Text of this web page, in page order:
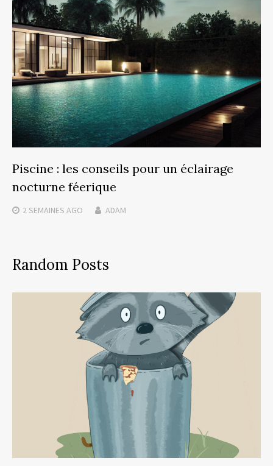
Piscine : les conseils pour un éclairage
nocturne féerique
2 SEMAINES AGO ADAM
Random Posts